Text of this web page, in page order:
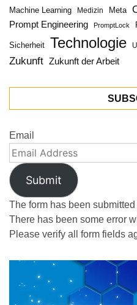
Machine Learning
Medizin Meta
Prompt Engineering PromptLock
Sicherheit Technologie
Zukunft Zukunft der Arbeit
Email
Submit
The form has been
There has been some error
Please verify all form fields